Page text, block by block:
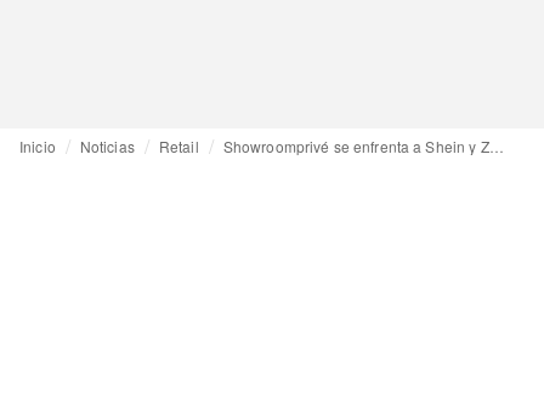
Inicio Noticias Retail Showroomprivé se enfrenta a Shein y Zalando y trae a España su modelo de marketplace